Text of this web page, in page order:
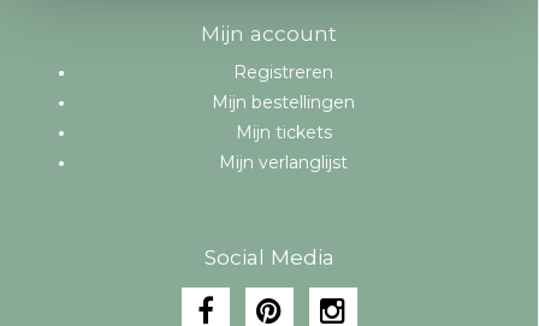
Mijn account
Registreren
Mijn bestellingen
Mijn tickets
Mijn verlanglijst
Social Media